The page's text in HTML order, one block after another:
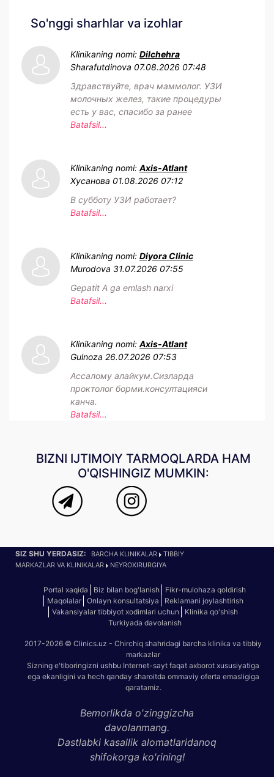
So'nggi sharhlar va izohlar
Klinikaning nomi: Dilchehra
Sharafutdinova 07.08.2026 07:48
Здравствуйте, врач маммолог. УЗИ
молочных желез, такие процедуры
есть у вас, спасибо за ранее
Batafsil...
Klinikaning nomi: Axis-Atlant
Хусанова 01.08.2026 07:12
В субботу УЗИ работает?
Batafsil...
Klinikaning nomi: Diyora Clinic
Murodova 31.07.2026 07:55
Gepatit A ga emlash narxi
Batafsil...
Klinikaning nomi: Axis-Atlant
Gulnoza 26.07.2026 07:53
Ассалому алайкум.Сизларда
проктолог борми.консултацияси
канча.
Batafsil...
BIZNI IJTIMOIY TARMOQLARDA HAM
O'QISHINGIZ MUMKIN:
SIZ SHU YERDASIZ: BARCHA KLINIKALAR
TIBBIY
MARKAZLAR VA KLINIKALAR
NEYROXIRURGIYA
Portal xaqida Biz bilan bog'lanish
Fikr-mulohaza qoldirish
Maqolalar
Onlayn konsultatsiya
Reklamani joylashtirish
Vakansiyalar tibbiyot xodimlari uchun
Klinika qo'shish
Turkiyada davolanish
2017-2026 © Clinics.uz - Chirchiq shahridagi barcha klinika va tibbiy
markazlar
Sizning e'tiboringizni ushbu Internet-sayt faqat axborot xususiyatiga
ega ekanligini va hech qanday sharoitda ommaviy oferta emasligiga
qaratamiz.
Bemorlikda o'zinggizcha
davolanmang.
Dastlabki kasallik alomatlaridanoq
shifokorga ko'rining!